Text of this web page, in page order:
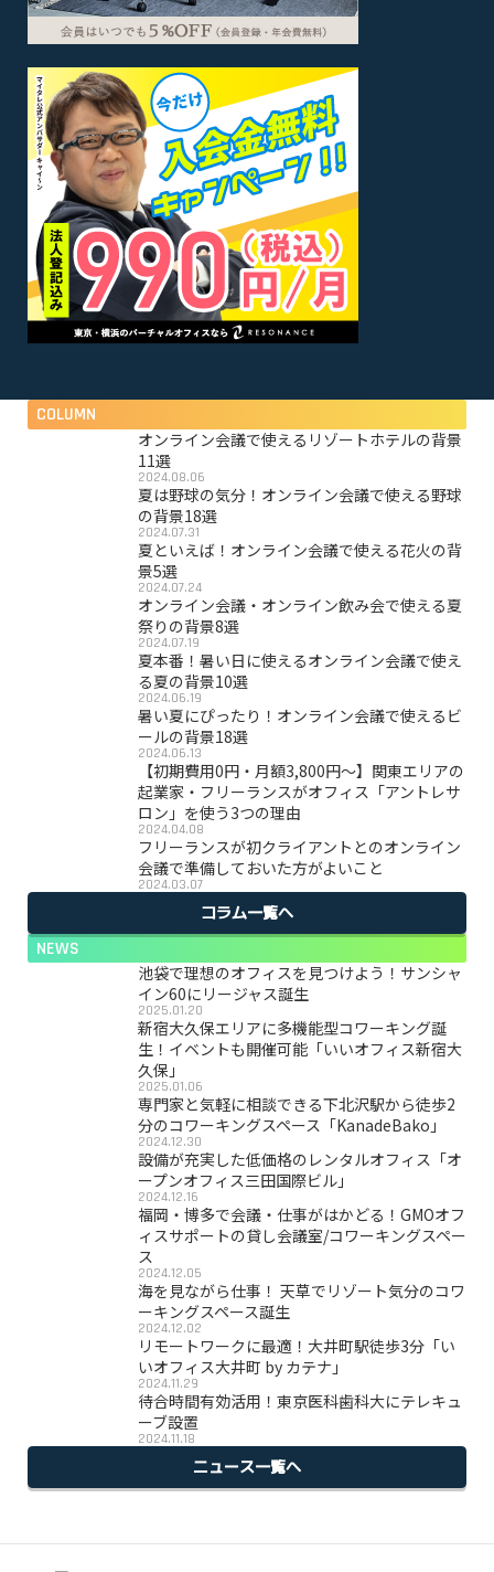
COLUMN
オンライン会議で使えるリゾートホテルの背景
11選
2024.08.06
夏は野球の気分！オンライン会議で使える野球
の背景18選
2024.07.31
夏といえば！オンライン会議で使える花火の背
景5選
2024.07.24
オンライン会議・オンライン飲み会で使える夏
祭りの背景8選
2024.07.19
夏本番！暑い日に使えるオンライン会議で使え
る夏の背景10選
2024.06.19
暑い夏にぴったり！オンライン会議で使えるビ
ールの背景18選
2024.06.13
【初期費用0円・月額3,800円〜】関東エリアの
起業家・フリーランスがオフィス「アントレサ
ロン」を使う3つの理由
2024.04.08
フリーランスが初クライアントとのオンライン
会議で準備しておいた方がよいこと
2024.03.07
コラム一覧へ
NEWS
池袋で理想のオフィスを見つけよう！サンシャ
イン60にリージャス誕生
2025.01.20
新宿大久保エリアに多機能型コワーキング誕
生！イベントも開催可能「いいオフィス新宿大
久保」
2025.01.06
専門家と気軽に相談できる下北沢駅から徒歩2
分のコワーキングスペース「KanadeBako」
2024.12.30
設備が充実した低価格のレンタルオフィス「オ
ープンオフィス三田国際ビル」
2024.12.16
福岡・博多で会議・仕事がはかどる！GMOオフ
ィスサポートの貸し会議室/コワーキングスペー
ス
2024.12.05
海を見ながら仕事！ 天草でリゾート気分のコワ
ーキングスペース誕生
2024.12.02
リモートワークに最適！大井町駅徒歩3分「い
いオフィス大井町 by カテナ」
2024.11.29
待合時間有効活用！東京医科歯科大にテレキュ
ーブ設置
2024.11.18
ニュース一覧へ